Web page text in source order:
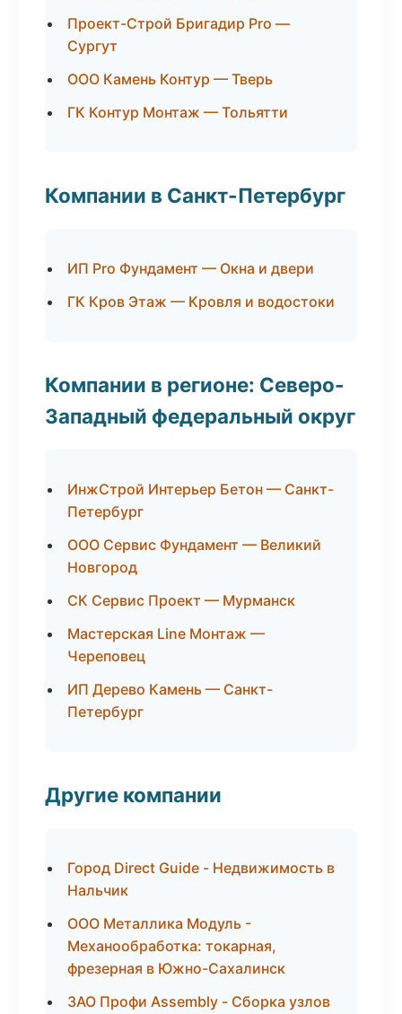
Проект-Строй Бригадир Pro —
Сургут
ООО Камень Контур — Тверь
ГК Контур Монтаж — Тольятти
Компании в Санкт-Петербург
ИП Pro Фундамент — Окна и двери
ГК Кров Этаж — Кровля и водостоки
Компании в регионе: Северо-
Западный федеральный округ
ИнжСтрой Интерьер Бетон — Санкт-
Петербург
ООО Сервис Фундамент — Великий
Новгород
СК Сервис Проект — Мурманск
Мастерская Line Монтаж —
Череповец
ИП Дерево Камень — Санкт-
Петербург
Другие компании
Город Direct Guide - Недвижимость в
Нальчик
ООО Металлика Модуль -
Механообработка: токарная,
фрезерная в Южно-Сахалинск
ЗАО Профи Assembly - Сборка узлов